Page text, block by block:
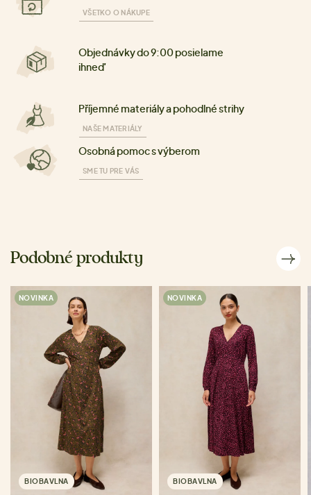
VŠETKO O NÁKUPE
Objednávky do 9:00 posielame
ihneď
Příjemné materiály a pohodlné strihy
NAŠE MATERIÁLY
Osobná pomoc s výberom
SME TU PRE VÁS
Podobné produkty
NOVINKA
BIOBAVLNA
NOVINKA
BIOBAVLNA